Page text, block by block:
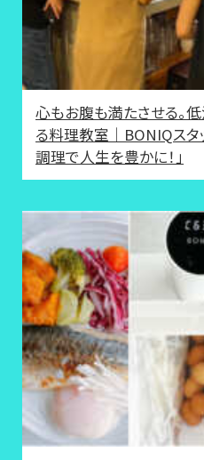
心もお腹も満たさせる。
る料理教室｜BONIQスタ
調理で人生を豊かに！」